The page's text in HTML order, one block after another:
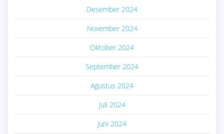
Desember 2024
November 2024
Oktober 2024
September 2024
Agustus 2024
Juli 2024
Juni 2024